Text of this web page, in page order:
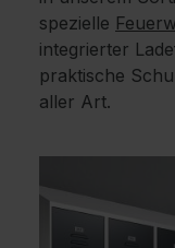
spezielle
integrierter
praktische
aller Art.